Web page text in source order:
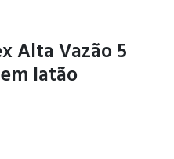
Alta Vazão 5
latão